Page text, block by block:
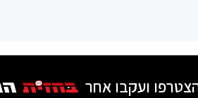
ועקבו אחר